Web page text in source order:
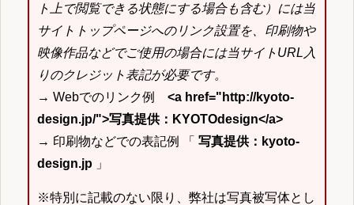
ト上で閲覧できる状態にする場合も含む）には当
サイトトップページへのリンク設置を、印刷物や
映像作品などでご使用の場合には当サイトURL入
りのクレジット表記が必要です。
→ Webでのリンク例 <a href="http://kyoto-
design.jp/">写真提供：KYOTOdesign</a>
→ 印刷物などでの表記例 「 写真提供：kyoto-
design.jp 」
※特別に記載のない限り、弊社は写真被写体とし